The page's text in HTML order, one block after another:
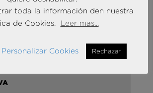
de Human Capital
toda la información den nuestra
de Cookies.
Leer mas...
Personalizar Cookies Rechazar